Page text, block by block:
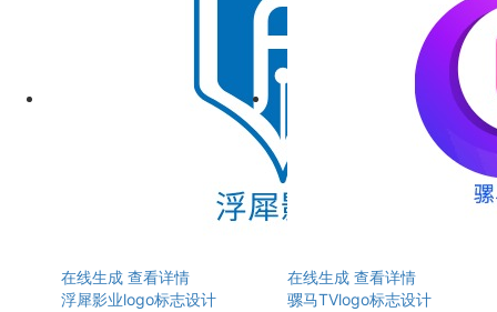
在线生成 查看详情
浮犀影业logo标志设计
在线生成 查看详情
骡马TVlogo标志设计